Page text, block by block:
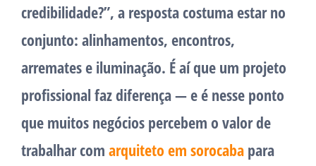
credibilidade?”, a resposta costuma estar no
conjunto: alinhamentos, encontros,
arremates e iluminação. É aí que um projeto
profissional faz diferença — e é nesse ponto
que muitos negócios percebem o valor de
trabalhar com arquiteto em sorocaba para